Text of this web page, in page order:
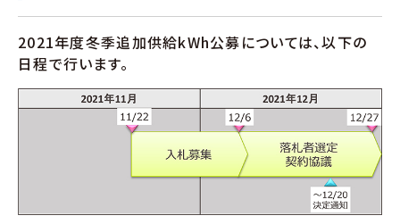
2021年度冬季追加供給kWh公募については、以下の
日程で行います。